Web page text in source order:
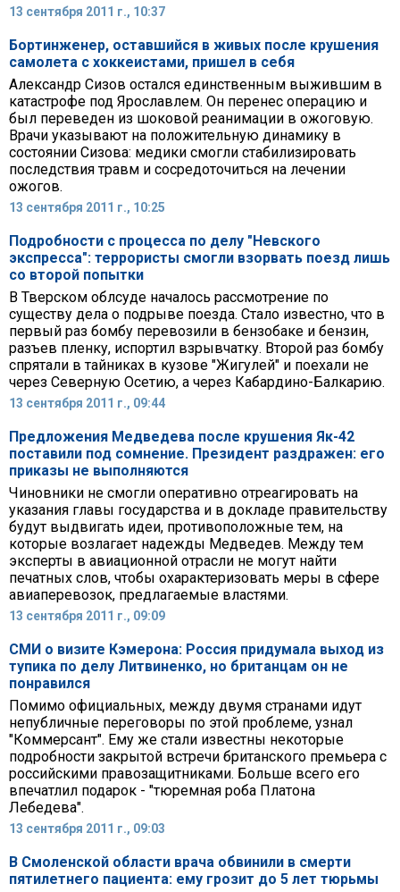
13 сентября 2011 г., 10:37
Бортинженер, оставшийся в живых после крушения
самолета с хоккеистами, пришел в себя
Александр Сизов остался единственным выжившим в
катастрофе под Ярославлем. Он перенес операцию и
был переведен из шоковой реанимации в ожоговую.
Врачи указывают на положительную динамику в
состоянии Сизова: медики смогли стабилизировать
последствия травм и сосредоточиться на лечении
ожогов.
13 сентября 2011 г., 10:25
Подробности с процесса по делу "Невского
экспресса": террористы смогли взорвать поезд лишь
со второй попытки
В Тверском облсуде началось рассмотрение по
существу дела о подрыве поезда. Стало известно, что в
первый раз бомбу перевозили в бензобаке и бензин,
разъев пленку, испортил взрывчатку. Второй раз бомбу
спрятали в тайниках в кузове "Жигулей" и поехали не
через Северную Осетию, а через Кабардино-Балкарию.
13 сентября 2011 г., 09:44
Предложения Медведева после крушения Як-42
поставили под сомнение. Президент раздражен: его
приказы не выполняются
Чиновники не смогли оперативно отреагировать на
указания главы государства и в докладе правительству
будут выдвигать идеи, противоположные тем, на
которые возлагает надежды Медведев. Между тем
эксперты в авиационной отрасли не могут найти
печатных слов, чтобы охарактеризовать меры в сфере
авиаперевозок, предлагаемые властями.
13 сентября 2011 г., 09:09
СМИ о визите Кэмерона: Россия придумала выход из
тупика по делу Литвиненко, но британцам он не
понравился
Помимо официальных, между двумя странами идут
непубличные переговоры по этой проблеме, узнал
"Коммерсант". Ему же стали известны некоторые
подробности закрытой встречи британского премьера с
российскими правозащитниками. Больше всего его
впечатлил подарок - "тюремная роба Платона
Лебедева".
13 сентября 2011 г., 09:03
В Смоленской области врача обвинили в смерти
пятилетнего пациента: ему грозит до 5 лет тюрьмы